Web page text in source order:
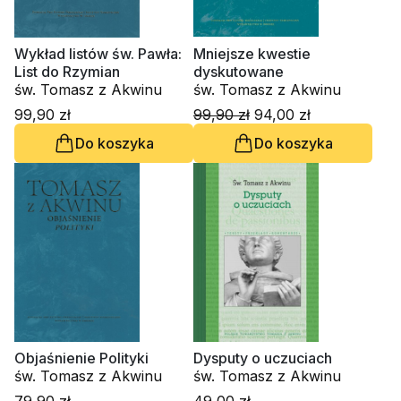
Wykład listów św. Pawła:
List do Rzymian
św. Tomasz z Akwinu
99,90 zł
Do koszyka
Mniejsze kwestie
dyskutowane
św. Tomasz z Akwinu
99,90 zł 94,00 zł
Do koszyka
Objaśnienie Polityki
św. Tomasz z Akwinu
Dysputy o uczuciach
św. Tomasz z Akwinu